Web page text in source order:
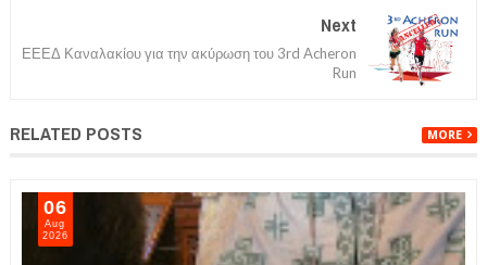
Next
ΕΕΕΔ Καναλακίου για την ακύρωση του 3rd Acheron
Run
RELATED POSTS MORE
06
2026